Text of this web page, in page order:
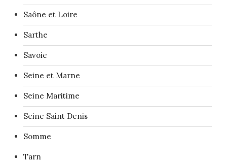
Saône et Loire
Sarthe
Savoie
Seine et Marne
Seine Maritime
Seine Saint Denis
Somme
Tarn